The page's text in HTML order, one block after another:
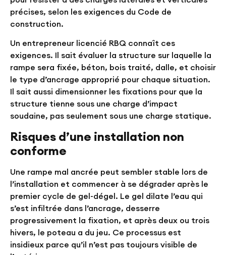
précises, selon les exigences du Code de
construction.
Un entrepreneur licencié RBQ connaît ces
exigences. Il sait évaluer la structure sur laquelle la
rampe sera fixée, béton, bois traité, dalle, et choisir
le type d’ancrage approprié pour chaque situation.
Il sait aussi dimensionner les fixations pour que la
structure tienne sous une charge d’impact
soudaine, pas seulement sous une charge statique.
Risques d’une installation non
conforme
Une rampe mal ancrée peut sembler stable lors de
l’installation et commencer à se dégrader après le
premier cycle de gel-dégel. Le gel dilate l’eau qui
s’est infiltrée dans l’ancrage, desserre
progressivement la fixation, et après deux ou trois
hivers, le poteau a du jeu. Ce processus est
insidieux parce qu’il n’est pas toujours visible de